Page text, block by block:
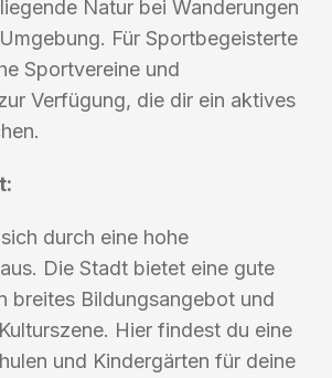
Natur bei Wanderungen
Für Sportbegeisterte
Sportvereine und
Verfügung, die dir ein aktives
durch eine hohe
Die Stadt bietet eine gute
breites Bildungsangebot und
Hier findest du eine
und Kindergärten für deine